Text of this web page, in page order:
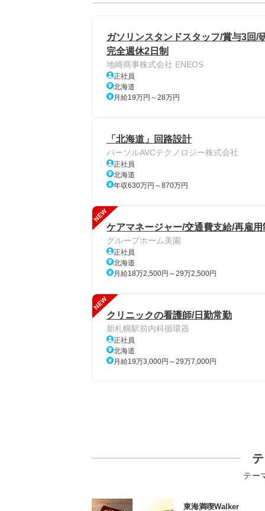
ガソリンスタンドスタッフ/賞与3回/
完全週休2日制
地崎商事株式会社 ENEOS
正社員
北海道
月給19万円～28万円
「北海道」回路設計
パーソルAVCテクノロジー株式会社
正社員
北海道
年収630万円～870万円
NEW
ケアマネージャー/交通費支給/再雇
グループホーム美園
正社員
北海道
月給18万2,500円～29万2,500円
NEW
クリニックの看護師/日勤常勤
新札幌駅前内科循環器
正社員
北海道
月給19万3,000円～29万7,000円
テー
東海満喫Walker